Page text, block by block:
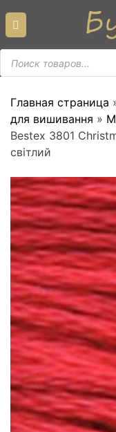
content
Пошук
товарів
Главная страница
для вишивання »
Bestex 3801
світлий